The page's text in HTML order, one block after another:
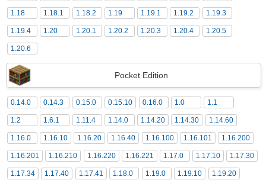
1.18 1.18.1 1.18.2 1.19 1.19.1 1.19.2 1.19.3
1.19.4 1.20 1.20.1 1.20.2 1.20.3 1.20.4 1.20.5
1.20.6
Pocket Edition
0.14.0 0.14.3 0.15.0 0.15.10 0.16.0 1.0 1.1
1.2 1.6.1 1.11.4 1.14.0 1.14.20 1.14.30 1.14.60
1.16.0 1.16.10 1.16.20 1.16.40 1.16.100 1.16.101 1.16.200
1.16.201 1.16.210 1.16.220 1.16.221 1.17.0 1.17.10 1.17.30
1.17.34 1.17.40 1.17.41 1.18.0 1.19.0 1.19.10 1.19.20